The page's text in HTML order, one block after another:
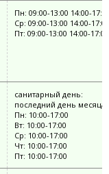
Пн: 09:00-13:00 14:00-
Ср: 09:00-13:00 14:00-17:00
Пт: 09:00-13:00 14:00-17:00
санитарный день:
последний день месяца
Пн: 10:00-17:00
Вт: 10:00-17:00
Ср: 10:00-17:00
Чт: 10:00-17:00
Пт: 10:00-17:00